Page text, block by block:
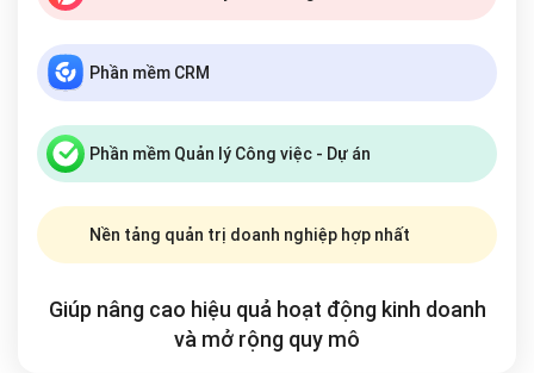
Phần mềm CRM
Phần mềm Quản lý Công việc - Dự án
Nền tảng quản trị doanh nghiệp hợp nhất
Giúp nâng cao hiệu quả hoạt động kinh doanh
và mở rộng quy mô